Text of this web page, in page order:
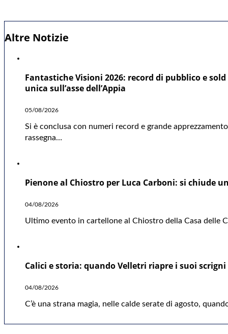
Altre Notizie
Fantastiche Visioni 2026: record di pubblico e
unica sull’asse dell’Appia
05/08/2026
Si è conclusa con numeri record e grande
rassegna…
Pienone al Chiostro per Luca Carboni: si chiude
04/08/2026
Ultimo evento in cartellone al Chiostro della Casa delle
Calici e storia: quando Velletri riapre i suoi scrigni
04/08/2026
C’è una strana magia, nelle calde serate di agosto,